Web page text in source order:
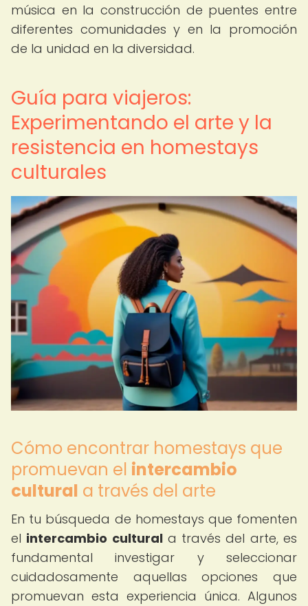
música en la construcción de puentes entre
diferentes comunidades y en la promoción
de la unidad en la diversidad.
Guía para viajeros:
Experimentando el arte y la
resistencia en homestays
culturales
Cómo encontrar homestays que
promuevan el intercambio
cultural a través del arte
En tu búsqueda de homestays que fomenten
el intercambio culturala través del arte, es
fundamental investigar y seleccionar
cuidadosamente aquellas opciones que
promuevan esta experiencia única. Algunos